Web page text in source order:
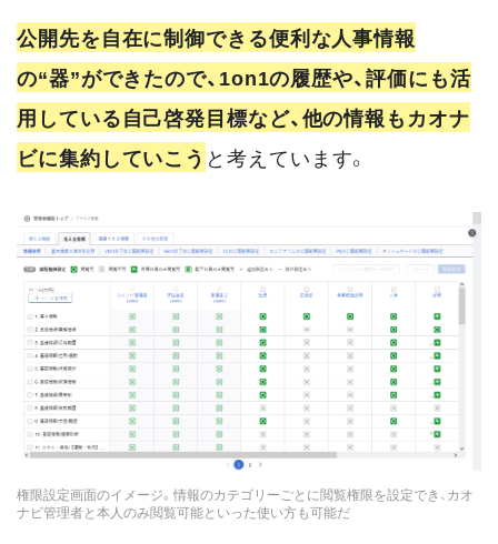
公開先を自在に制御できる便利な人事情報
の“器”ができたので、1on1の履歴や、評価にも活
用している自己啓発目標など、他の情報もカオナ
ビに集約していこう と考えています。
権限設定画面のイメージ。情報のカテゴリーごとに閲覧権限を設定でき、カオ
ナビ管理者と本人のみ閲覧可能といった使い方も可能だ